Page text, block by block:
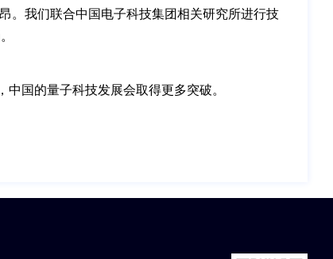
。我们联合中国电子科技集团相关研究所进行技
国的量子科技发展会取得更多突破。